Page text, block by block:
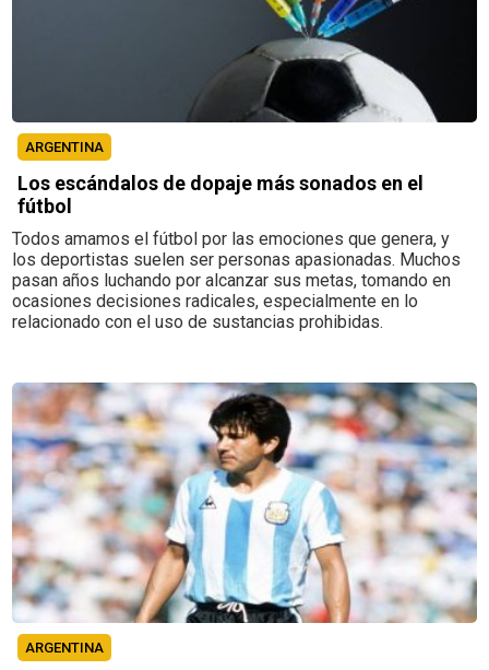
ARGENTINA
Los escándalos de dopaje más sonados en el
fútbol
Todos amamos el fútbol por las emociones que genera, y
los deportistas suelen ser personas apasionadas. Muchos
pasan años luchando por alcanzar sus metas, tomando en
ocasiones decisiones radicales, especialmente en lo
relacionado con el uso de sustancias prohibidas.
ARGENTINA